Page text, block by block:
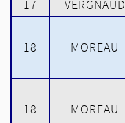
17
VERGNAUD
18 MOREAU
18 MOREAU